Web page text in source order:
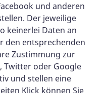
und anderen
Der jeweilige
keinerlei Daten an
den entsprechenden
Zustimmung zur
Twitter oder Google
und stellen eine
Klick können Sie